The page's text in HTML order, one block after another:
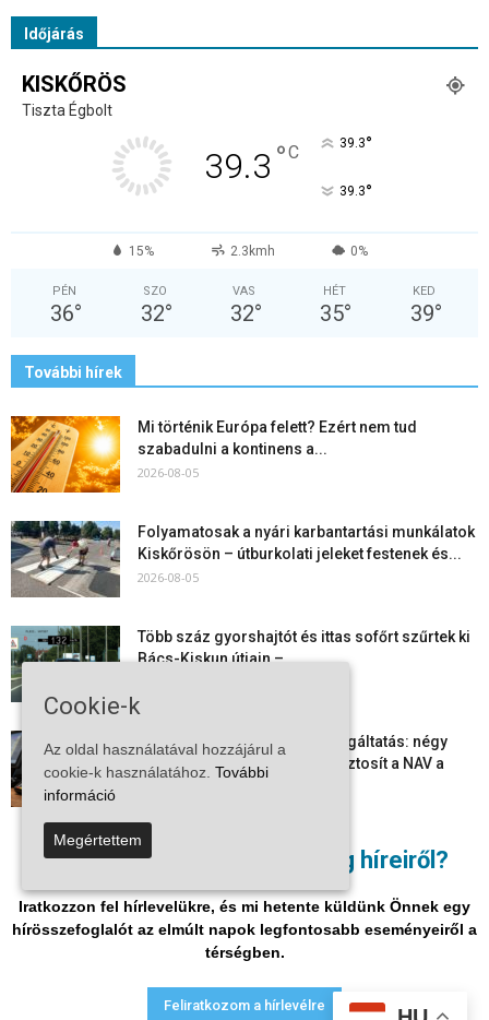
Nem akar lemaradni a térség híreiről?
Iratkozzon fel hírlevelükre, és mi hetente küldünk Önnek egy
hírösszefoglalót az elmúlt napok legfontosabb eseményeiről a
térségben.
Feliratkozom a hírlevélre
Időjárás
KISKŐRÖS
Tiszta Égbolt
39.3 °C 39.3°
39.3°
15% 2.3kmh 0%
PÉN
36°
SZO
32°
VAS
32°
HÉT
35°
KED
39°
További hírek
Mi történik Európa felett? Ezért nem tud
szabadulni a kontinens a...
2026-08-05
Folyamatosak a nyári karbantartási munkálatok
Kiskőrösön – útburkolati jeleket festenek és...
2026-08-05
Több száz gyorshajtót és ittas sofőrt szűrtek ki
Bács-Kiskun útjain –...
Elektronikus nyugtaadat-szolgáltatás: négy
hónapos átállási időszakot biztosít a NAV a
Megjelent a 2026/2027-es tanév rendje – itt
vannak a legfontosabb dátumok
2026-08-03
Adatvédelmi nyilatkozat Médiaajánlat Impresszum
Cookie-k
Az oldal használatával hozzájárul a
cookie-k használatához. További
információ
Megértettem